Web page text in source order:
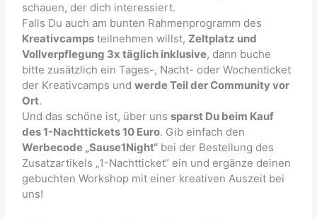
schauen, der dich interessiert.
Falls Du auch am bunten Rahmenprogramm des
Kreativcamps teilnehmen willst, Zeltplatz und
Vollverpflegung 3x täglich inklusive, dann buche
bitte zusätzlich ein Tages-, Nacht- oder Wochenticket
der Kreativcamps undwerde Teil der Community vor
Ort.
Und das schöne ist, über unssparst Du beim Kauf
des 1-Nachttickets 10 Euro. Gib einfach den
Werbecode „Sause1Night“ bei der Bestellung des
Zusatzartikels „1-Nachtticket“ ein und ergänze deinen
gebuchten Workshop mit einer kreativen Auszeit bei
uns!